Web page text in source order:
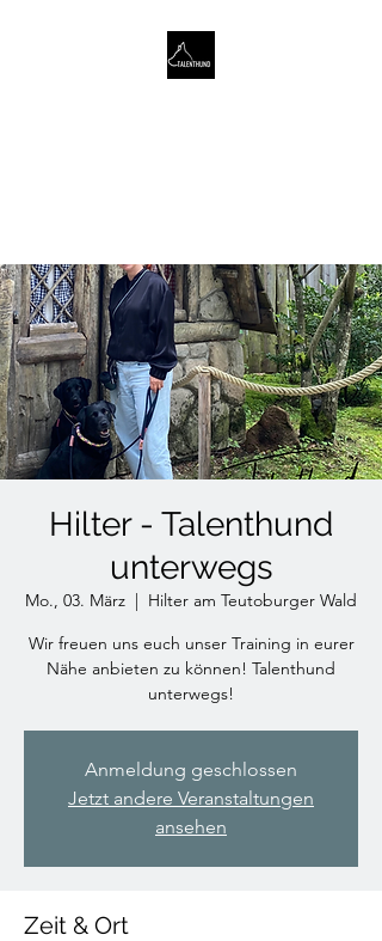
Hilter - Talenthund
unterwegs
Mo., 03. März
  |
Hilter am Teutoburger Wald
Wir freuen uns euch unser Training in eurer
Nähe anbieten zu können! Talenthund
unterwegs!
Anmeldung geschlossen
Jetzt andere Veranstaltungen
ansehen
Zeit & Ort